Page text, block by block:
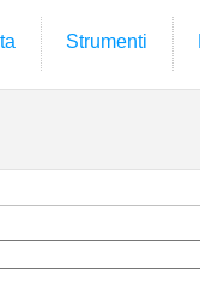
Strumenti